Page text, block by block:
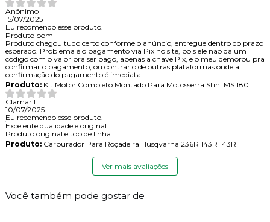
Anônimo
15/07/2025
Eu recomendo esse produto.
Produto bom
Produto chegou tudo certo conforme o anúncio, entregue dentro do prazo
esperado. Problema é o pagamento via Pix no site, pois ele não dá um
código com o valor pra ser pago, apenas a chave Pix, e o meu demorou pra
confirmar o pagamento, ou contrário de outras plataformas onde a
confirmação do pagamento é imediata.
Produto:Kit Motor Completo Montado Para Motosserra Stihl MS 180
Clamar L.
10/07/2025
Eu recomendo esse produto.
Excelente qualidade e original
Produto original e top de linha
Produto:Carburador Para Roçadeira Husqvarna 236R 143R 143RII
Ver mais avaliações
Você também pode gostar de